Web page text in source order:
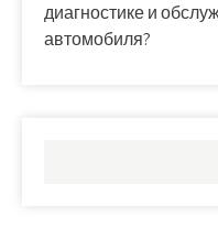
диагностике и
автомобиля?